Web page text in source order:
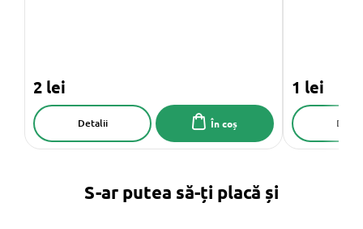
2 lei
În coș
Detalii
1 lei
S-ar putea să-ți placă și